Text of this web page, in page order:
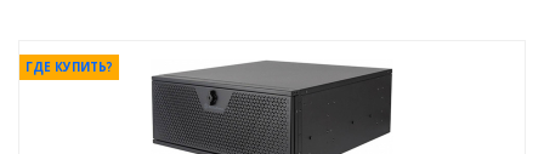
ГДЕ КУПИТЬ?